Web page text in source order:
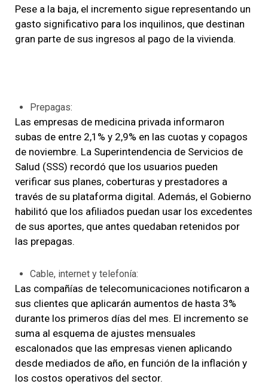
Pese a la baja, el incremento sigue representando un
gasto significativo para los inquilinos, que destinan
gran parte de sus ingresos al pago de la vivienda.
Prepagas:
Las empresas de medicina privada informaron
subas de entre 2,1% y 2,9% en las cuotas y copagos
de noviembre. La Superintendencia de Servicios de
Salud (SSS) recordó que los usuarios pueden
verificar sus planes, coberturas y prestadores a
través de su plataforma digital. Además, el Gobierno
habilitó que los afiliados puedan usar los excedentes
de sus aportes, que antes quedaban retenidos por
las prepagas.
Cable, internet y telefonía:
Las compañías de telecomunicaciones notificaron a
sus clientes que aplicarán aumentos de hasta 3%
durante los primeros días del mes. El incremento se
suma al esquema de ajustes mensuales
escalonados que las empresas vienen aplicando
desde mediados de año, en función de la inflación y
los costos operativos del sector.